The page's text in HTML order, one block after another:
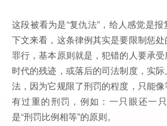
这段被看为是“复仇法”，给人感觉是
下文来看，这条律例其实是要限制惩
罪行，基本原则就是，犯错的人要承
时代的残迹，或落后的司法制度，实
法，因为它规限了刑罚的程度，只能
有过重的刑罚，例如：一只眼还一
是“刑罚比例相等”的原则。